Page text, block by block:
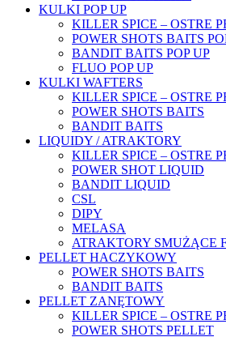
KULKI POP UP
KILLER SPICE – OSTRE
POWER SHOTS BAITS
BANDIT BAITS POP UP
FLUO POP UP
KULKI WAFTERS
KILLER SPICE – OSTRE
POWER SHOTS BAITS
BANDIT BAITS
LIQUIDY / ATRAKTORY
KILLER SPICE – OSTRE
POWER SHOT LIQUID
BANDIT LIQUID
CSL
DIPY
MELASA
ATRAKTORY SMUŻĄCE
PELLET HACZYKOWY
POWER SHOTS BAITS
BANDIT BAITS
PELLET ZANĘTOWY
KILLER SPICE – OSTRE
POWER SHOTS PELLET